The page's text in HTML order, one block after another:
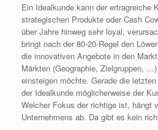
Ein Idealkunde kann der ertragreiche
strategischen Produkte oder Cash
über Jahre hinweg sehr loyal,
bringt nach der 80-20-Regel den
die innovativen Angebote in den
Märkten (Geographie, Zielgruppen,
einsteigen möchte. Gerade die
der Idealkunde möglicherweise der
Welcher Fokus der richtige ist, hängt
Unternehmens ab. Da gibt es kein